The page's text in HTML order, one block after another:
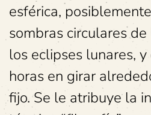
esférica,
sombras circulares
los eclipses lunares,
horas en girar
fijo. Se le atribuye la